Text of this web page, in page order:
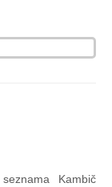
Kambič